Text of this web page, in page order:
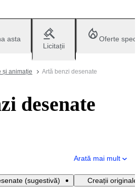
asta
Licitații
Oferte
și animație Artă benzi desenate
desenate
Arată mai mult
(sugestivă) Creații